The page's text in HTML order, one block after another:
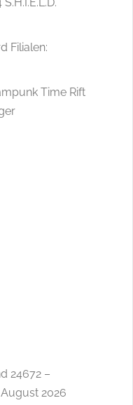
Filialen:
Time Rift
24672 –
2026